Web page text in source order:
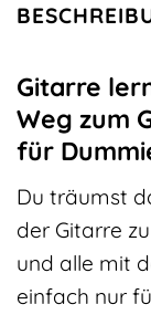
Gitarre
Weg zum
für
Du träumst
der Gitarre
und alle mit
einfach nur